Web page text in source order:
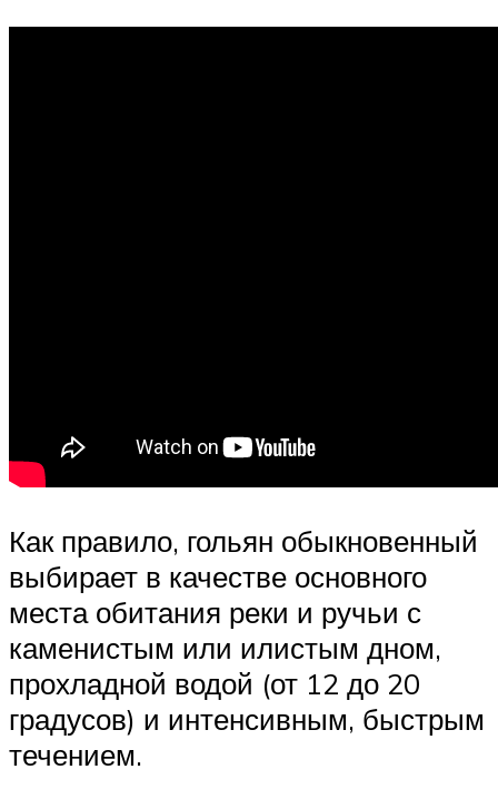
Как правило, гольян обыкновенный
выбирает в качестве основного
места обитания реки и ручьи с
каменистым или илистым дном,
прохладной водой (от 12 до 20
градусов) и интенсивным, быстрым
течением.